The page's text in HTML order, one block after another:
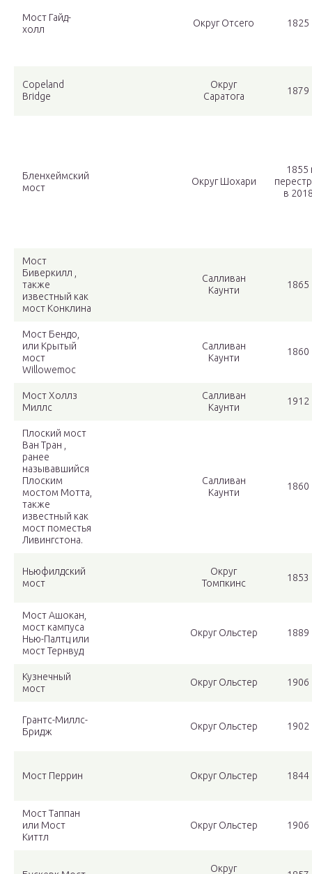
Мост Гайд-
холл
Округ Отсего 1825
Copeland
Bridge
Округ
Саратога
1879
Бленхеймский
мост
Округ Шохари
1855
в
Мост
Биверкилл ,
также
известный как
мост Конклина
Салливан
Каунти
1865
Мост Бендо,
или Крытый
мост
Willowemoc
Салливан
Каунти
1860
Мост Холлз
Миллс
Салливан
Каунти
1912
Плоский мост
Ван Тран ,
ранее
называвшийся
Плоским
мостом Мотта,
также
известный как
мост поместья
Ливингстона.
Салливан
Каунти
1860
Ньюфилдский
мост
Округ
Томпкинс
1853
Мост Ашокан,
мост кампуса
Нью-Палтц или
мост Тернвуд
Округ Ольстер 1889
Кузнечный
мост
Округ Ольстер 1906
Грантс-Миллс-
Бридж
Округ Ольстер 1902
Мост Перрин Округ Ольстер 1844
Мост Таппан
или Мост
Киттл
Округ Ольстер 1906
Округ